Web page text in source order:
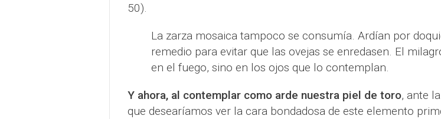
50).
La zarza mosaica tampoco se consumía. Ardían por
remedio para evitar que las ovejas se enredasen. El
en el fuego, sino en los ojos que lo contemplan.
Y ahora, al contemplar como arde nuestra piel de toro, ante
que desearíamos ver la cara bondadosa de este elemento